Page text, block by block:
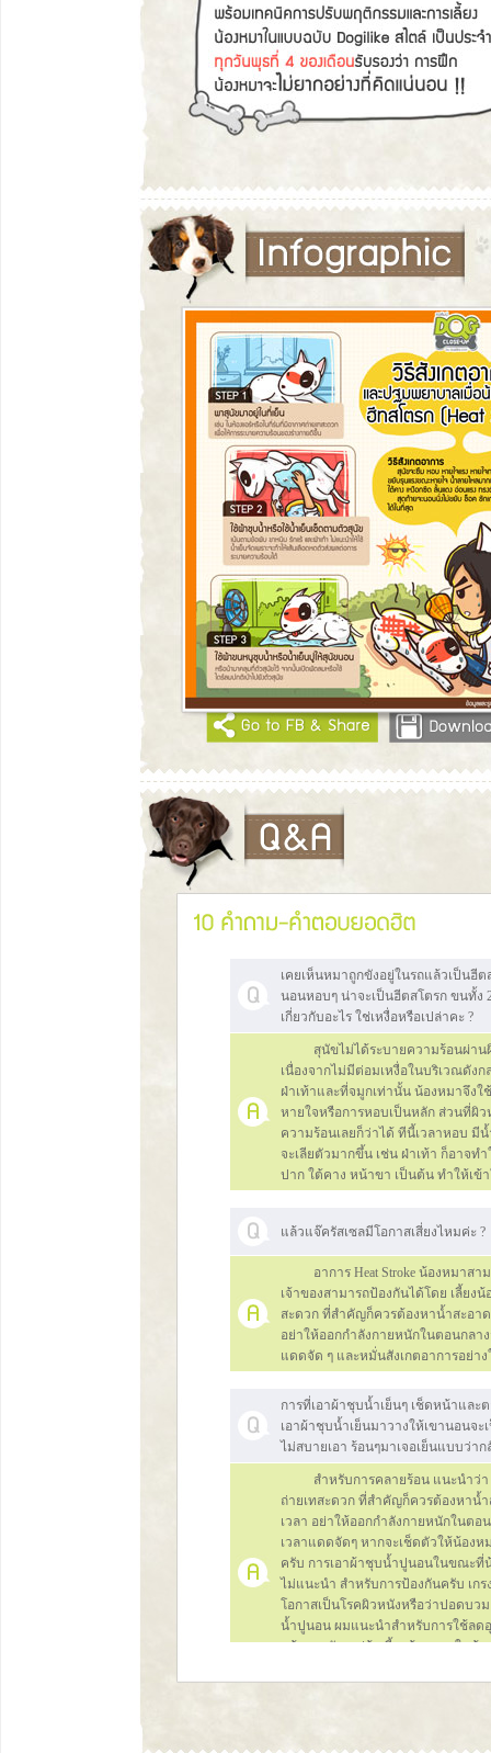
เคยเห็นหมาถูกขังอยู่ในรถแล้วเป็นฮี
นอนหอบๆ น่าจะเป็นฮีตสโตรก ขนทั้ง
เกี่ยวกับอะไร ใช่เหงื่อหรือเปล่าคะ ?
สุนัขไม่ได้ระบายความร้อนผ่านผิ
เนื่องจากไม่มีต่อมเหงื่อในบริเวณดัง
ฝ่าเท้าและที่จมูกเท่านั้น น้องหมาจึง
หายใจหรือการหอบเป็นหลัก ส่วนที่ผิ
ความร้อนเลยก็ว่าได้ ทีนี้เวลาหอบ มี
จะเลียตัวมากขึ้น เช่น ฝ่าเท้า ก็อาจท
ปาก ใต้คาง หน้าขา เป็นต้น ทำให้เข้
แล้วแจ๊ครัสเซลมีโอกาสเสี่ยงไหมค่ะ ?
อาการ Heat Stroke น้องหมาสาม
เจ้าของสามารถป้องกันได้โดย เลี้ยง
สะดวก ที่สำคัญก็ควรต้องหาน้ำสะอา
อย่าให้ออกกำลังกายหนักในตอนกลา
แดดจัด ๆ และหมั่นสังเกตอาการอย่า
การที่เอาผ้าชุบน้ำเย็นๆ เช็ดหน้าแล
เอาผ้าชุบน้ำเย็นมาวางให้เขานอนจะ
ไม่สบายเอา ร้อนๆมาเจอเย็นแบบว่า
สำหรับการคลายร้อน แนะนำว่า
ถ่ายเทสะดวก ที่สำคัญก็ควรต้องหาน้
เวลา อย่าให้ออกกำลังกายหนักในตอ
เวลาแดดจัดๆ หากจะเช็ดตัวให้น้อง
ครับ การเอาผ้าชุบน้ำปูนอนในขณะที่
ไม่แนะนำ สำหรับการป้องกันครับ เก
โอกาสเป็นโรคผิวหนังหรือว่าปอดบว
น้ำปูนอน ผมแนะนำสำหรับการใช้ล
แล้วนะครับ แต่ถ้าเลี้ยงน้องหมาในห้